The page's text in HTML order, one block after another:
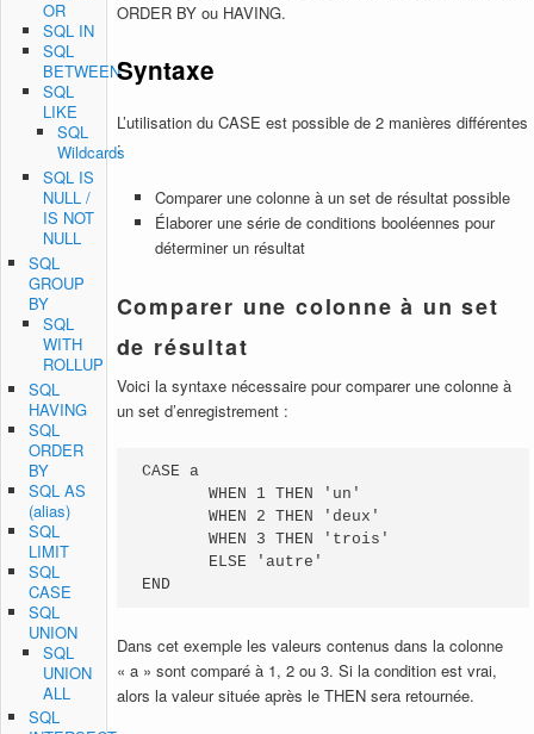
ORDER BY ou HAVING.
Syntaxe
L’utilisation du CASE est possible de 2 manières différentes
:
Comparer une colonne à un set de résultat possible
Élaborer une série de conditions booléennes pour
déterminer un résultat
Comparer une colonne à un set
de résultat
Voici la syntaxe nécessaire pour comparer une colonne à
un set d’enregistrement :
CASE a
       WHEN 1 THEN 'un'
       WHEN 2 THEN 'deux'
WHEN 3 THEN 'trois'
ELSE 'autre'
END
Dans cet exemple les valeurs contenus dans la colonne
« a » sont comparé à 1, 2 ou 3. Si la condition est vrai,
alors la valeur située après le THEN sera retournée.
OR
SQL IN
SQL
BETWEEN
SQL
LIKE
SQL
Wildcards
SQL IS
NULL /
IS NOT
NULL
SQL
GROUP
BY
SQL
WITH
ROLLUP
SQL
HAVING
SQL
ORDER
BY
SQL AS
(alias)
SQL
LIMIT
SQL
CASE
SQL
UNION
SQL
UNION
ALL
SQL